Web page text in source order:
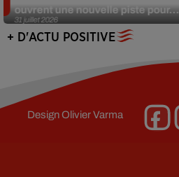
31 juillet 2026
ouvrent une nouvelle piste pour...
+ D'ACTU POSITIVE
DesignOlivier Varma